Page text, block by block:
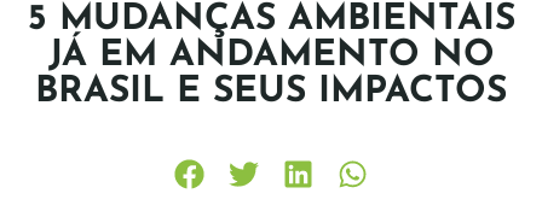
5 MUDANÇAS AMBIENTAIS
JÁ EM ANDAMENTO NO
BRASIL E SEUS IMPACTOS